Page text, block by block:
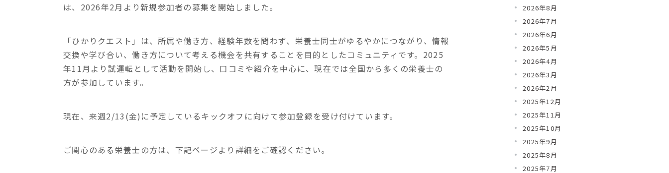
は、2026年2月より新規参加者の募集を開始しました。
「ひかりクエスト」は、所属や働き方、経験年数を問わず、栄養士同士がゆるやかにつながり、情報
交換や学び合い、働き方について考える機会を共有することを目的としたコミュニティです。2025
年11月より試運転として活動を開始し、口コミや紹介を中心に、現在では全国から多くの栄養士の
方が参加しています。
現在、来週2/13(金)に予定しているキックオフに向けて参加登録を受け付けています。
ご関心のある栄養士の方は、下記ページより詳細をご確認ください。
2026年8月
2026年7月
2026年6月
2026年5月
2026年4月
2026年3月
2026年2月
2025年12月
2025年11月
2025年10月
2025年9月
2025年8月
2025年7月